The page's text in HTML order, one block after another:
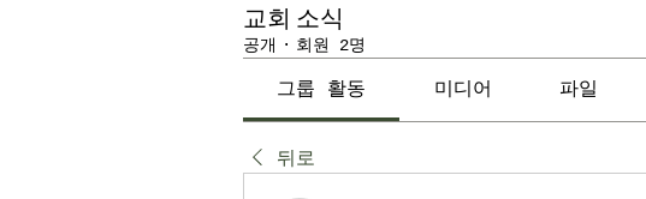
교회 소식
공개 · 회원 2명
그룹 활동 미디어 파일
뒤로